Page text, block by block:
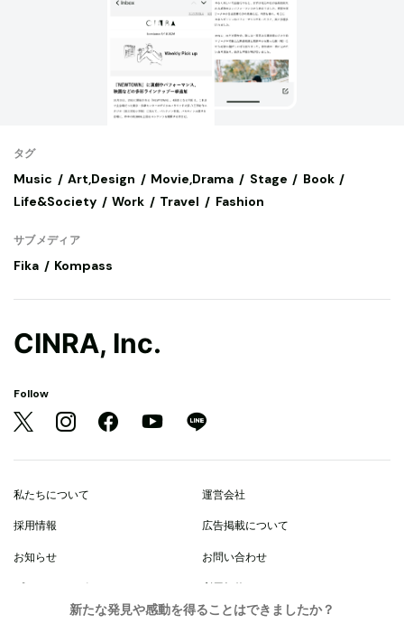
新たな発見や感動を得ることはできましたか？
タグ
Music Art,Design Movie,Drama Stage
Book
Life&Society
Work Travel Fashion
サブメディア
Fika Kompass
CINRA, Inc.
Follow
私たちについて 運営会社
採用情報 広告掲載について
お知らせ お問い合わせ
プライバシーポリシー 利用規約